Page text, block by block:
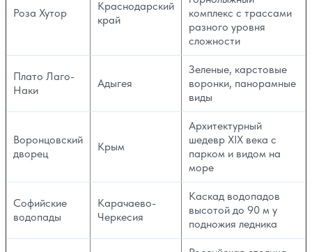
Роза Хутор
Краснодарский
край
комплекс с трассами
разного уровня
сложности
Плато Лаго-
Наки
Адыгея
Зеленые, карстовые
воронки, панорамные
виды
Воронцовский
дворец
Крым
Архитектурный
шедевр XIX века с
парком и видом на
море
Софийские
водопады
Карачаево-
Черкесия
Каскад водопадов
высотой до 90 м у
подножия ледника